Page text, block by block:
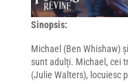
Sinopsis:
Michael (Ben Whishaw)
sunt adulți. Michael, cei
(Julie Walters), locuiesc